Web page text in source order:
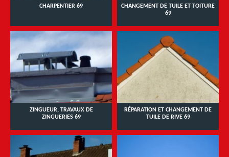
CHARPENTIER 69
CHANGEMENT DE TUILE ET TOITURE
69
ZINGUEUR, TRAVAUX DE
ZINGUERIES 69
RÉPARATION ET CHANGEMENT DE
TUILE DE RIVE 69